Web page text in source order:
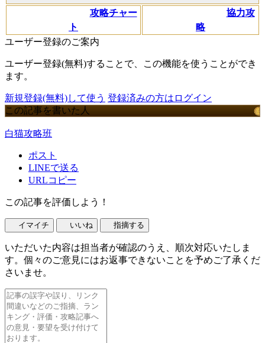
攻略チャー
ト
協力攻
略
ユーザー登録のご案内
ユーザー登録(無料)することで、この機能を使うことができ
ます。
新規登録(無料)して使う 登録済みの方はログイン
この記事を書いた人
白猫攻略班
ポスト
LINEで送る
URLコピー
この記事を評価しよう！
イマイチ いいね 指摘する
いただいた内容は担当者が確認のうえ、順次対応いたしま
す。個々のご意見にはお返事できないことを予めご了承くだ
さいませ。